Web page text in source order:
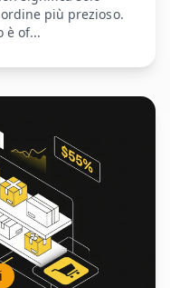
più prezioso.
è of...